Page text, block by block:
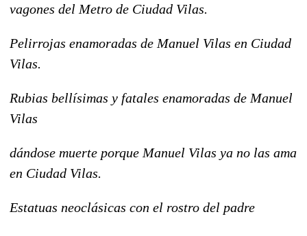
vagones del Metro de Ciudad Vilas.
Pelirrojas enamoradas de Manuel Vilas en Ciudad
Vilas.
Rubias bellísimas y fatales enamoradas de Manuel
Vilas
dándose muerte porque Manuel Vilas ya no las ama
en Ciudad Vilas.
Estatuas neoclásicas con el rostro del padre